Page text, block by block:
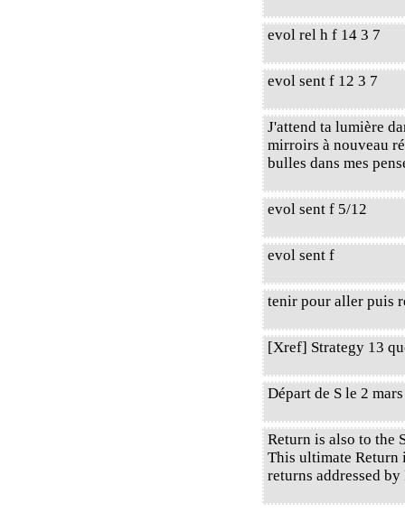
evol rel h f 14 3 7
evol sent f 12 3 7
J'attend ta lumière
mirroirs à nouveau
bulles dans mes
evol sent f 5/12
evol sent f
tenir pour aller puis
[Xref] Strategy 13
Départ de S le 2
Return is also to the
This ultimate Return
returns addressed by